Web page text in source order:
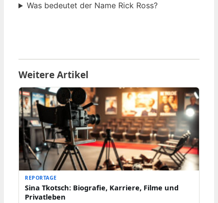
Was bedeutet der Name Rick Ross?
Weitere Artikel
REPORTAGE
Sina Tkotsch: Biografie, Karriere, Filme und
Privatleben